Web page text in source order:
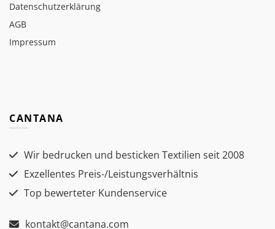
Datenschutzerklärung
AGB
Impressum
CANTANA
Wir bedrucken und besticken Textilien seit 2008
Exzellentes Preis-/Leistungsverhältnis
Top bewerteter Kundenservice
kontakt@cantana.com